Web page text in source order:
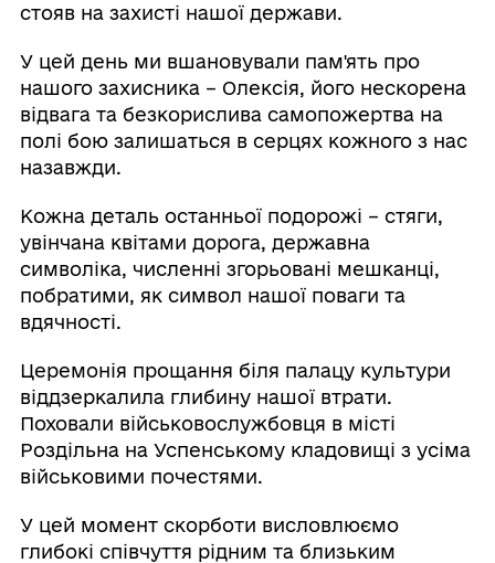
стояв на захисті нашої держави.
У цей день ми вшановували пам'ять про
нашого захисника – Олексія, його нескорена
відвага та безкорислива самопожертва на
полі бою залишаться в серцях кожного з нас
назавжди.
Кожна деталь останньої подорожі – стяги,
увінчана квітами дорога, державна
символіка, численні згорьовані мешканці,
побратими, як символ нашої поваги та
вдячності.
Церемонія прощання біля палацу культури
віддзеркалила глибину нашої втрати.
Поховали військовослужбовця в місті
Роздільна на Успенському кладовищі з усіма
військовими почестями.
У цей момент скорботи висловлюємо
глибокі співчуття рідним та близьким